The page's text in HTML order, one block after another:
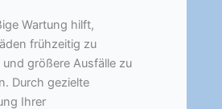
Wartung hilft,
frühzeitig zu
größere Ausfälle zu
Durch gezielte
Ihrer